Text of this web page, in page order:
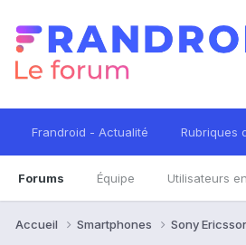
Frandroid - Actualité Rubriques
Forums Équipe Utilisateurs
Accueil Smartphones Sony